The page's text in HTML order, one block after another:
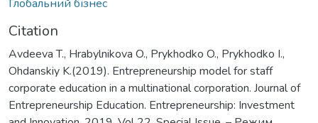
Глобальний бізнес
Citation
Avdeeva T., Hrabylnikova O., Prykhodko O., Prykhodko I.,
Ohdanskiy K.(2019). Entrepreneurship model for staff
corporate education in a multinational corporation. Journal of
Entrepreneurship Education. Entrepreneurship: Investment